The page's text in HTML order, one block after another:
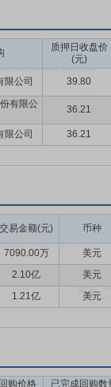
质、以价值为导向
发展，确保公司在
增节降活动为抓
管理体系，打造
的境内外融资渠
实现绿色发展、本
管理和风险控制
，持续提高产品质
”的六化融合发展
之一，公司建立了
步升维为“驱动业
于天”的安环理念
供应商尽责管理。
社会价值的深度互
、福布斯中国可持
质押日收盘价
(元)
限公司 39.80
有限公
36.21
限公司 36.21
交易金额(元) 币种
7090.00万 美元
2.10亿 美元
1.21亿 美元
购价格 已完成回购数